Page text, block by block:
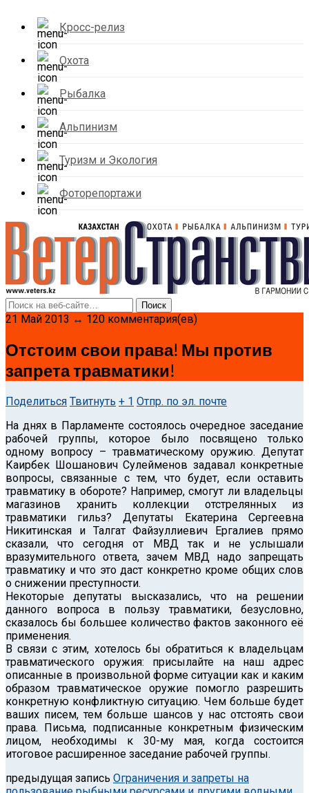
Кросс-релиз
Охота
Рыбалка
Альпинизм
Туризм и Экология
Фоторепортажи
21 Май 2013 ↔ 120 комментария(ев)
Отстоим свои права! Мы против
запрета травматики!
Поделиться Твитнуть + 1 Отпр. по эл. почте
На днях в Парламенте состоялось очередное заседание
рабочей группы, которое было посвящено только
одному вопросу – травматическому оружию. Депутат
Каирбек Шошанович Сулейменов задавал конкретные
вопросы, связанные с тем, что будет, если оставить
травматику в обороте? Например, смогут ли владельцы
магазинов хранить коллекции отстрелянных из
травматики гильз? Депутаты Екатерина Сергеевна
Никитинская и Талгат Файзуллиевич Ергалиев прямо
сказали, что сегодня от МВД так и не услышали
вразумительного ответа, зачем МВД надо запрещать
травматику и что это даст конкретно кроме общих слов
о снижении преступности.
Некоторые депутаты высказались, что на решении
данного вопроса в пользу травматики, безусловно,
сказалось бы большее количество фактов законного её
применения.
В связи с этим, хотелось бы обратиться к владельцам
травматического оружия: присылайте на наш адрес
описанные в произвольной форме ситуации как и каким
образом травматическое оружие помогло разрешить
конкретную конфликтную ситуацию. Чем больше будет
ваших писем, тем больше шансов у нас отстоять свои
права. Письма, подписанные конкретным физическим
лицом, необходимы к 30-му мая, когда состоится
итоговое расширенное заседание рабочей группы.
предыдущая запись Ограничения и запреты на